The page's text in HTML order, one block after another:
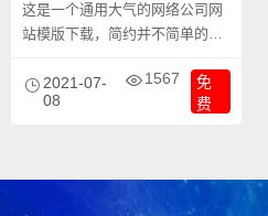
这是一个通用大气的网络公司网
站模版下载，简约并不简单的设
备，详情请见演示。
2021-07-
08
1567
免
费